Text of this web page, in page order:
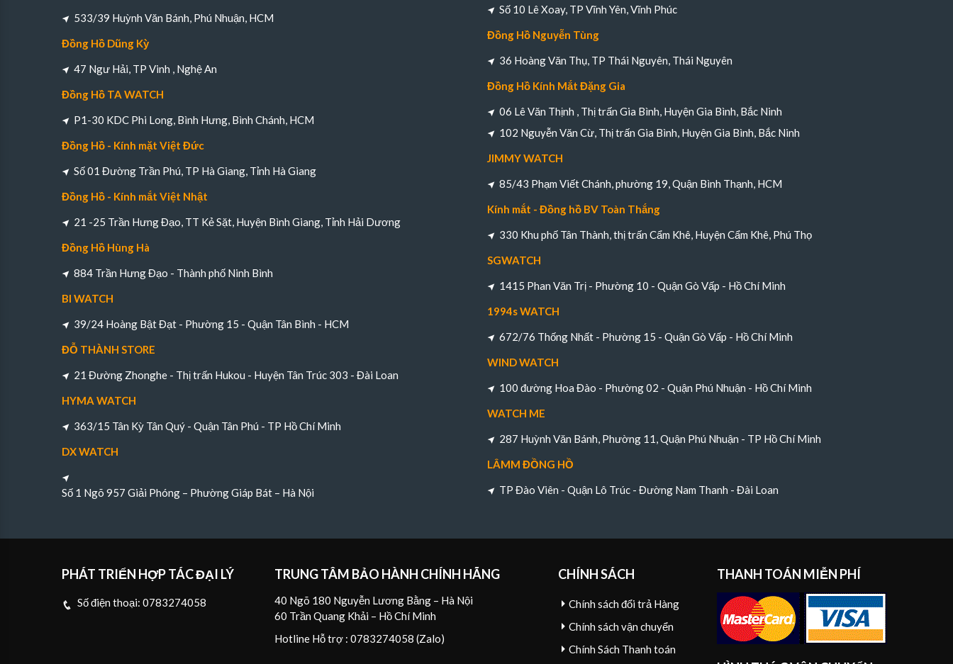
533/39 Huỳnh Văn Bánh, Phú Nhuận, HCM
Đồng Hồ Dũng Kỳ
47 Ngư Hải, TP Vinh , Nghệ An
Đồng Hồ TA WATCH
P1-30 KDC Phi Long, Bình Hưng, Bình Chánh, HCM
Đồng Hồ - Kính mặt Việt Đức
Số 01 Đường Trần Phú, TP Hà Giang, Tỉnh Hà Giang
Đồng Hồ - Kính mắt Việt Nhật
21 -25 Trần Hưng Đạo, TT Kẻ Sặt, Huyện Bình Giang, Tỉnh Hải Dương
Đồng Hồ Hùng Hà
884 Trần Hưng Đạo - Thành phố Ninh Bình
BI WATCH
39/24 Hoàng Bật Đạt - Phường 15 - Quận Tân Bình - HCM
ĐỖ THÀNH STORE
21 Đường Zhonghe - Thị trấn Hukou - Huyện Tân Trúc 303 - Đài Loan
HYMA WATCH
363/15 Tân Kỳ Tân Quý - Quận Tân Phú - TP Hồ Chí Minh
DX WATCH
Số 1 Ngõ 957 Giải Phóng – Phường Giáp Bát – Hà Nội
Số 10 Lê Xoay, TP Vĩnh Yên, Vĩnh Phúc
Đồng Hồ Nguyễn Tùng
36 Hoàng Văn Thụ, TP Thái Nguyên, Thái Nguyên
Đồng Hồ Kính Mắt Đặng Gia
06 Lê Văn Thịnh , Thị trấn Gia Bình, Huyện Gia Bình, Bắc Ninh
102 Nguyễn Văn Cừ, Thị trấn Gia Bình, Huyện Gia Bình, Bắc Ninh
JIMMY WATCH
85/43 Phạm Viết Chánh, phường 19, Quận Bình Thạnh, HCM
Kính mắt - Đồng hồ BV Toàn Thắng
330 Khu phố Tân Thành, thị trấn Cẩm Khê, Huyện Cẩm Khê, Phú Thọ
SGWATCH
1415 Phan Văn Trị - Phường 10 - Quận Gò Vấp - Hồ Chí Minh
1994s WATCH
672/76 Thống Nhất - Phường 15 - Quận Gò Vấp - Hồ Chí Minh
WIND WATCH
100 đường Hoa Đào - Phường 02 - Quận Phú Nhuận - Hồ Chí Minh
WATCH ME
287 Huỳnh Văn Bánh, Phường 11, Quận Phú Nhuận - TP Hồ Chí Minh
LÂMM ĐỒNG HỒ
TP Đào Viên - Quận Lô Trúc - Đường Nam Thanh - Đài Loan
PHÁT TRIỂN HỢP TÁC ĐẠI LÝ
Số điện thoại: 0783274058
TRUNG TÂM BẢO HÀNH CHÍNH HÃNG
40 Ngõ 180 Nguyễn Lương Bằng – Hà Nội
60 Trần Quang Khải – Hồ Chí Minh
Hotline Hỗ trợ : 0783274058 (Zalo)
CHÍNH SÁCH
Chính sách đổi trả Hàng
Chính sách vận chuyển
Chính Sách Thanh toán
THANH TOÁN MIỄN PHÍ